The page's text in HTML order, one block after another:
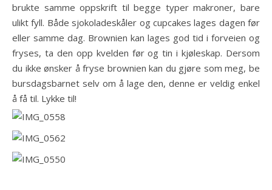
brukte samme oppskrift til begge typer makroner, bare
ulikt fyll. Både sjokoladeskåler og cupcakes lages dagen før
eller samme dag. Brownien kan lages god tid i forveien og
fryses, ta den opp kvelden før og tin i kjøleskap. Dersom
du ikke ønsker å fryse brownien kan du gjøre som meg, be
bursdagsbarnet selv om å lage den, denne er veldig enkel
å få til. Lykke til!